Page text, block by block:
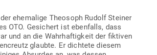
zu internen Kon­flikten gekommen war.
(Rudolf Steiners